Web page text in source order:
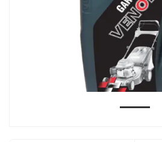
Prisijungti prie paskyros
Pagojo k., Uosių g. 124,
info@mbmanogarazas.lt